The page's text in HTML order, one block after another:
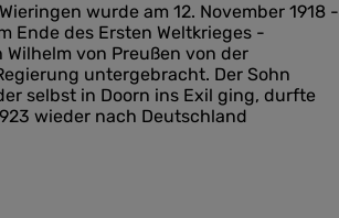
wurde am 12. November 1918 -
Ende des Ersten Weltkrieges -
von Preußen von der
untergebracht. Der Sohn
selbst in Doorn ins Exil ging, durfte
wieder nach Deutschland